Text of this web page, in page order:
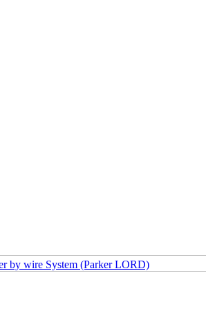
by wire System (Parker LORD)